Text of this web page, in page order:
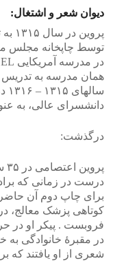
دیوان شعر و اشتغال:
توسط چاپخانه مجلس
همان مدرسه به تدریس
دانشسرای عالی، به
درگذشت:
درست در زمانی که
برای چاپ دوم آن حاضر
کوتاهی پزشک معالج،
فروبست . پیکر او در
در مقبرهٔ خانوادگی
شعری از او یافتند که